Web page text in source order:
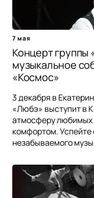
7 мая
Концерт группы
музыкальное
«Космос»
3 декабря в
«Любэ» выступит в
атмосферу любимых
комфортом. Успейте
незабываемого